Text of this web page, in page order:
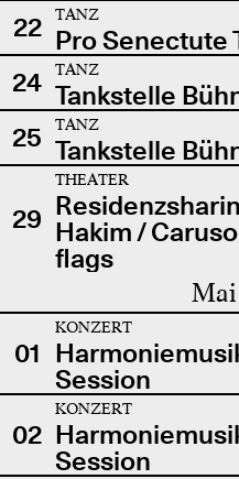
22
TANZ
Pro Senectute
24
TANZ
Tankstelle
25
TANZ
Tankstelle
29
THEATER
Hakim /
flags
01
KONZERT
Session
02
KONZERT
Session